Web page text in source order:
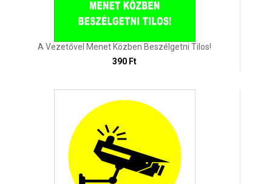
A Vezetővel Menet Közben Beszélgetni Tilos!
390 Ft